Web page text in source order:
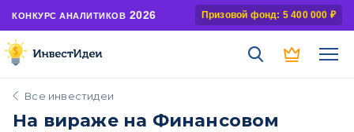
КОНКУРС АНАЛИТИКОВ 2026 Призовой фонд: 5 400 000 ₽
Все инвестидеи
На вираже на Финансовом